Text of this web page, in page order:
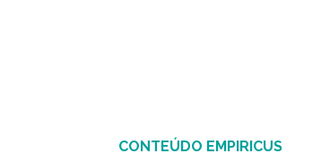
CONTEÚDO EMPIRICUS